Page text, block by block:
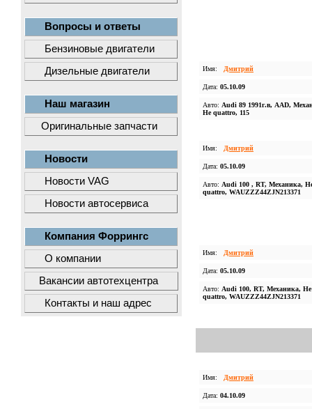
Вопросы и ответы
Бензиновые двигатели
Дизельные двигатели
Наш магазин
Оригинальные запчасти
Новости
Новости VAG
Новости автосервиса
Компания Форрингс
О компании
Вакансии автотехцентра
Контакты и наш адрес
Имя: Дмитрий
Дата: 05.10.09
Авто: Audi 89 1991г.в, AAD,
Не quattro, 115
Имя: Дмитрий
Дата: 05.10.09
Авто: Audi 100 , RT, Механика,
quattro, WAUZZZ44ZJN213371
Имя: Дмитрий
Дата: 05.10.09
Авто: Audi 100, RT, Механика, Не
quattro, WAUZZZ44ZJN213371
Имя: Дмитрий
Дата: 04.10.09